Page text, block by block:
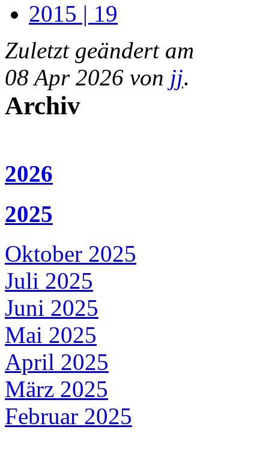
2015 | 19
Zuletzt geändert am
08 Apr 2026 von jj.
Archiv
2026
2025
Oktober 2025
Juli 2025
Juni 2025
Mai 2025
April 2025
März 2025
Februar 2025